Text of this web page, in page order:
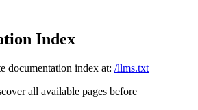
Index
documentation index at: /llms.txt
all available pages before